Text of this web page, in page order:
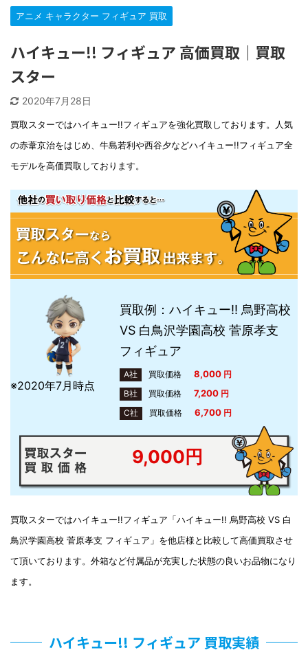
アニメ キャラクター フィギュア 買取
ハイキュー!! フィギュア 高価買取｜買取
スター
2020年7月28日
買取スターではハイキュー!!フィギュアを強化買取しております。人気
の赤葦京治をはじめ、牛島若利や西谷夕などハイキュー!!フィギュア全
モデルを高価買取しております。
買取例：ハイキュー!! 烏野高校
VS 白鳥沢学園高校 菅原孝支
フィギュア
A社 買取価格 8,000円
B社
買取価格 7,200円
C社
買取価格 6,700 円
※2020年7月時点
9,000円
買取スターではハイキュー!!フィギュア「ハイキュー!! 烏野高校 VS 白
鳥沢学園高校 菅原孝支 フィギュア」を他店様と比較して高価買取させ
て頂いております。外箱など付属品が充実した状態の良いお品物になり
ます。
ハイキュー!! フィギュア 買取実績